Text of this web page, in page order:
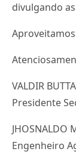
divulgando
VALDIR
Presidente
JHOSNALDO
Engenheiro